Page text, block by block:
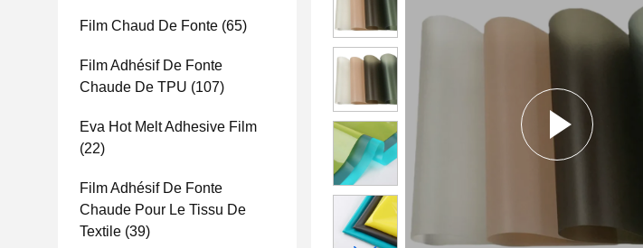
Film Chaud De Fonte (65)
Film Adhésif De Fonte
Chaude De TPU (107)
Eva Hot Melt Adhesive Film
(22)
Film Adhésif De Fonte
Chaude Pour Le Tissu De
Textile (39)